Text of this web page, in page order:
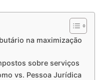
na maximização
sobre serviços
vs. Pessoa Jurídica